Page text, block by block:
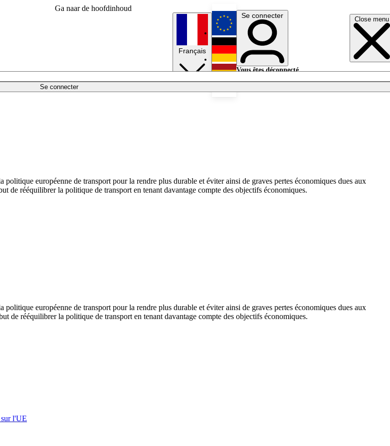
Ga naar de hoofdinhoud
Close menu
Se connecter
Français
English
Deutsch
Se connecter
Vous êtes déconnecté.
européenne de transport pour la rendre plus durable et éviter ainsi de graves pertes économiques dues aux
de rééquilibrer la politique de transport en tenant davantage compte des objectifs économiques.
européenne de transport pour la rendre plus durable et éviter ainsi de graves pertes économiques dues aux
de rééquilibrer la politique de transport en tenant davantage compte des objectifs économiques.
l'UE